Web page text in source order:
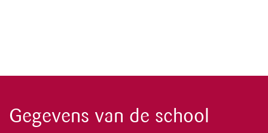
Gegevens van de school